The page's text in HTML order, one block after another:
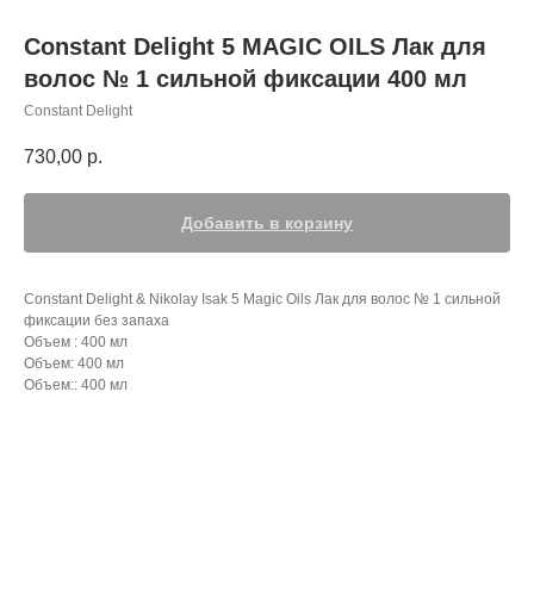
Constant Delight 5 MAGIC OILS Лак для
волос № 1 сильной фиксации 400 мл
Constant Delight
730,00 р.
Добавить в корзину
Constant Delight & Nikolay Isak 5 Magic Oils Лак для волос № 1 сильной
фиксации без запаха
Объем : 400 мл
Объем: 400 мл
Объем:: 400 мл